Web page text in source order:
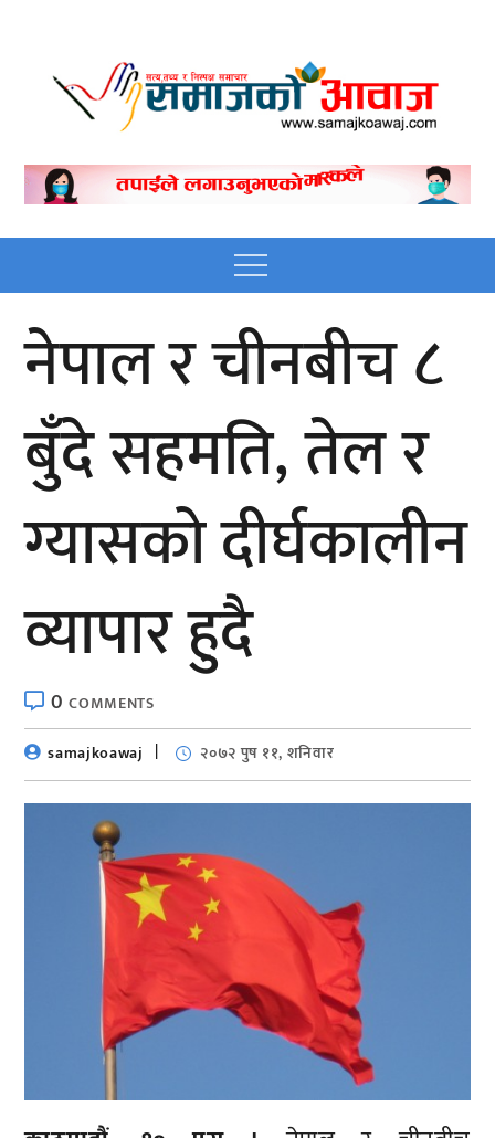
Nepali online news
portal site
Menu
नेपाल र चीनबीच ८
बुँदे सहमति, तेल र
ग्यासको दीर्घकालीन
व्यापार हुदै
0COMMENTS
samajkoawaj
२०७२ पुष ११, शनिवार